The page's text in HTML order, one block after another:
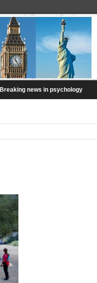
Breaking news in psychology